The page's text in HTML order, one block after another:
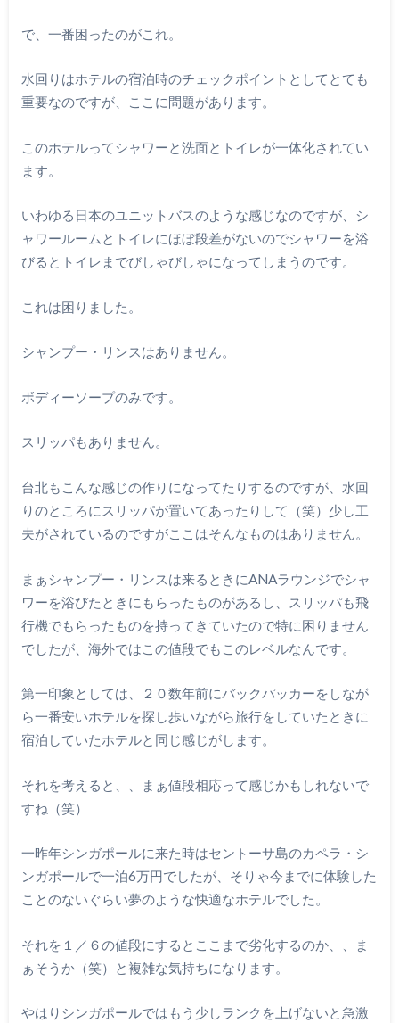
で、一番困ったのがこれ。
水回りはホテルの宿泊時のチェックポイントとしてとても
重要なのですが、ここに問題があります。
このホテルってシャワーと洗面とトイレが一体化されてい
ます。
いわゆる日本のユニットバスのような感じなのですが、シ
ャワールームとトイレにほぼ段差がないのでシャワーを浴
びるとトイレまでびしゃびしゃになってしまうのです。
これは困りました。
シャンプー・リンスはありません。
ボディーソープのみです。
スリッパもありません。
台北もこんな感じの作りになってたりするのですが、水回
りのところにスリッパが置いてあったりして（笑）少し工
夫がされているのですがここはそんなものはありません。
まぁシャンプー・リンスは来るときにANAラウンジでシャ
ワーを浴びたときにもらったものがあるし、スリッパも飛
行機でもらったものを持ってきていたので特に困りません
でしたが、海外ではこの値段でもこのレベルなんです。
第一印象としては、２０数年前にバックパッカーをしなが
ら一番安いホテルを探し歩いながら旅行をしていたときに
宿泊していたホテルと同じ感じがします。
それを考えると、、まぁ値段相応って感じかもしれないで
すね（笑）
一昨年シンガポールに来た時はセントーサ島のカペラ・シ
ンガポールで一泊6万円でしたが、そりゃ今までに体験した
ことのないぐらい夢のような快適なホテルでした。
それを１／６の値段にするとここまで劣化するのか、、ま
ぁそうか（笑）と複雑な気持ちになります。
やはりシンガポールではもう少しランクを上げないと急激